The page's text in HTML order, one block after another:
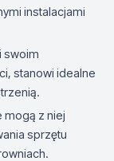
instalacjami
swoim
stanowi idealne
mogą z niej
sprzętu